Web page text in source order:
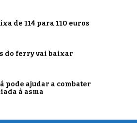
de 114 para 110 euros
do ferry vai baixar
pode ajudar a combater
à asma